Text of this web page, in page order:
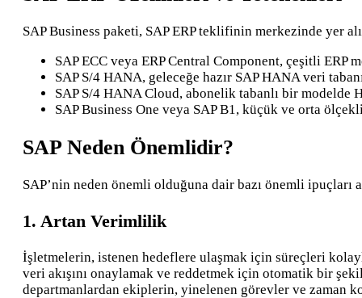
SAP Business paketi, SAP ERP teklifinin merkezinde yer
SAP ECC veya ERP Central Component, çeşitli ERP
SAP S/4 HANA, geleceğe hazır SAP HANA veri
SAP S/4 HANA Cloud, abonelik tabanlı bir modelde
SAP Business One veya SAP B1, küçük ve orta
SAP Neden Önemlidir?
SAP’nin neden önemli olduğuna dair bazı önemli ipuçları
1. Artan Verimlilik
İşletmelerin, istenen hedeflere ulaşmak için süreçleri
veri akışını onaylamak ve reddetmek için otomatik bir
departmanlardan ekiplerin, yinelenen görevler ve zaman